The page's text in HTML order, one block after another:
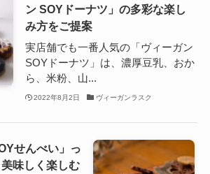
ン SOYドーナツ」の多彩な楽し
み方をご提案
実店舗でも一番人気の「ヴィーガン
SOYドーナツ」は、濃厚豆乳、おか
ら、米粉、山...
2022年8月2日 ヴィーガンラスク
せんべい」っ
味しく楽しむ